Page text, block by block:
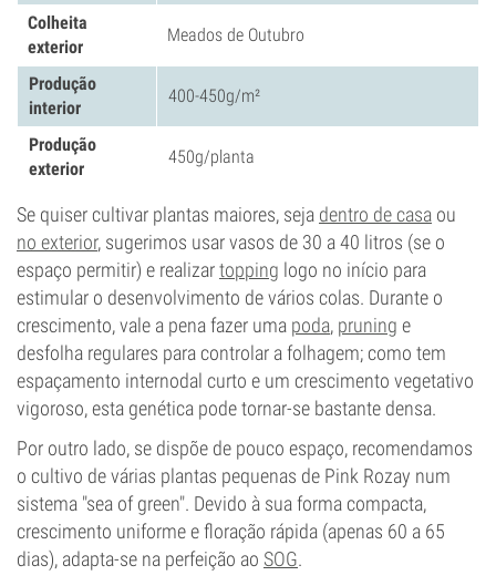
Colheita
exterior
Meados de Outubro
Produção
interior
400-450g/m²
Produção
exterior
450g/planta
Se quiser cultivar plantas maiores, seja dentro de casa ou
no exterior, sugerimos usar vasos de 30 a 40 litros (se o
espaço permitir) e realizartopping logo no início para
estimular o desenvolvimento de vários colas. Durante o
crescimento, vale a pena fazer uma poda, pruning e
desfolha regulares para controlar a folhagem; como tem
espaçamento internodal curto e um crescimento vegetativo
vigoroso, esta genética pode tornar-se bastante densa.
Por outro lado, se dispõe de pouco espaço, recomendamos
o cultivo de várias plantas pequenas de Pink Rozay num
sistema "sea of green". Devido à sua forma compacta,
crescimento uniforme e floração rápida (apenas 60 a 65
dias), adapta-se na perfeição ao SOG.